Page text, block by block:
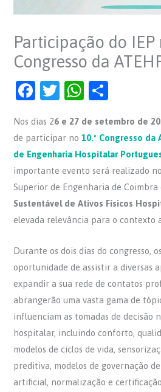
Participação do IEP
Congresso da
F
c
e
b
o
o
k
T
itt
er
W
at
s
A
p
p
ar
e
Nos dias 26 e 27 de setembro de
de participar no 10.º Congresso da
de Engenharia Hospitalar
importante evento será realizado
Superior de Engenharia de Coimbra
Sustentável de Ativos Físicos
elevada relevância para o contexto
Durante os dois dias do congresso,
oportunidade de assistir a diversas
expandir a sua rede de contatos
abrangerão uma vasta gama de
influenciam as tomadas de decisão
hospitalar, incluindo conforto,
modelos de ciclos de vida,
preditiva, modelos de governação
artificial, normalização e